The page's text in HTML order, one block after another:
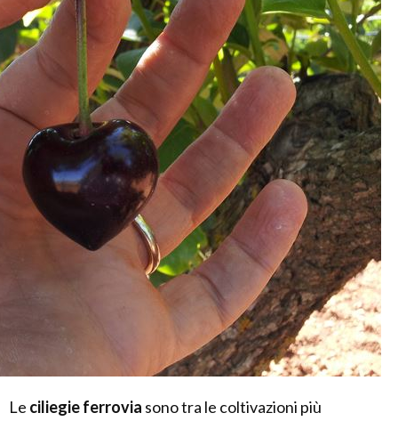
Le ciliegie ferrovia sono tra le coltivazioni più